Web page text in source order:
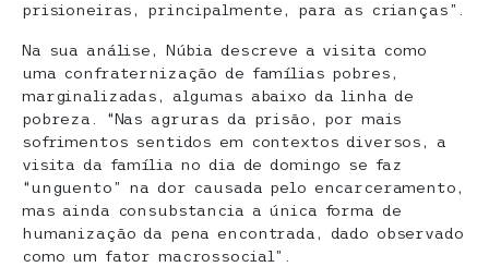
prisioneiras, principalmente, para as crianças”.
Na sua análise, Núbia descreve a visita como
uma confraternização de famílias pobres,
marginalizadas, algumas abaixo da linha de
pobreza. “Nas agruras da prisão, por mais
sofrimentos sentidos em contextos diversos, a
visita da família no dia de domingo se faz
“unguento” na dor causada pelo encarceramento,
mas ainda consubstancia a única forma de
humanização da pena encontrada, dado observado
como um fator macrossocial”.